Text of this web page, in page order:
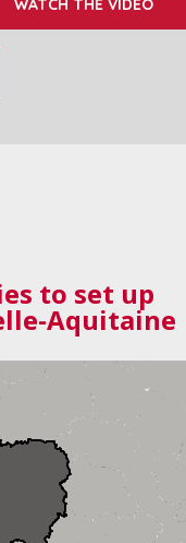
WATCH THE VIDEO
to set up
Aquitaine